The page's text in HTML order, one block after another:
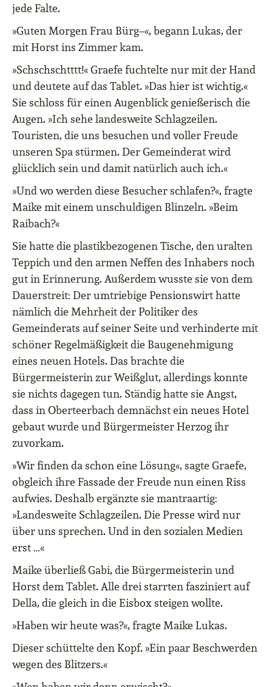
jede Falte.
»Guten Morgen Frau Bürg–«, begann Lukas, der
mit Horst ins Zimmer kam.
»Schschschtttt!« Graefe fuchtelte nur mit der Hand
und deutete auf das Tablet. »Das hier ist wichtig.«
Sie schloss für einen Augenblick genießerisch die
Augen. »Ich sehe landesweite Schlagzeilen.
Touristen, die uns besuchen und voller Freude
unseren Spa stürmen. Der Gemeinderat wird
glücklich sein und damit natürlich auch ich.«
»Und wo werden diese Besucher schlafen?«, fragte
Maike mit einem unschuldigen Blinzeln. »Beim
Raibach?«
Sie hatte die plastikbezogenen Tische, den uralten
Teppich und den armen Neffen des Inhabers noch
gut in Erinnerung. Außerdem wusste sie von dem
Dauerstreit: Der umtriebige Pensionswirt hatte
nämlich die Mehrheit der Politiker des
Gemeinderats auf seiner Seite und verhinderte mit
schöner Regelmäßigkeit die Baugenehmigung
eines neuen Hotels. Das brachte die
Bürgermeisterin zur Weißglut, allerdings konnte
sie nichts dagegen tun. Ständig hatte sie Angst,
dass in Oberteerbach demnächst ein neues Hotel
gebaut wurde und Bürgermeister Herzog ihr
zuvorkam.
»Wir finden da schon eine Lösung«, sagte Graefe,
obgleich ihre Fassade der Freude nun einen Riss
aufwies. Deshalb ergänzte sie mantraartig:
»Landesweite Schlagzeilen. Die Presse wird nur
über uns sprechen. Und in den sozialen Medien
erst …«
Maike überließ Gabi, die Bürgermeisterin und
Horst dem Tablet. Alle drei starrten fasziniert auf
Della, die gleich in die Eisbox steigen wollte.
»Haben wir heute was?«, fragte Maike Lukas.
Dieser schüttelte den Kopf. »Ein paar Beschwerden
wegen des Blitzers.«